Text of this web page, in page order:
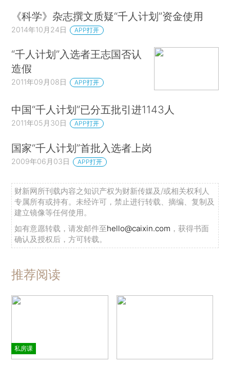
《科学》杂志撰文质疑“千人计划”资金使用
2014年10月24日 APP打开
“千人计划”入选者王志国否认
造假
2011年09月08日 APP打开
中国“千人计划”已分五批引进1143人
2011年05月30日 APP打开
国家“千人计划”首批入选者上岗
2009年06月03日 APP打开
财新网所刊载内容之知识产权为财新传媒及/或相关权利人
专属所有或持有。未经许可，禁止进行转载、摘编、复制及
建立镜像等任何使用。
如有意愿转载，请发邮件至hello@caixin.com ，获得书面
确认及授权后，方可转载。
推荐阅读
私房课